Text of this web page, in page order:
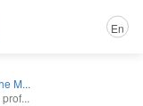
En
M...